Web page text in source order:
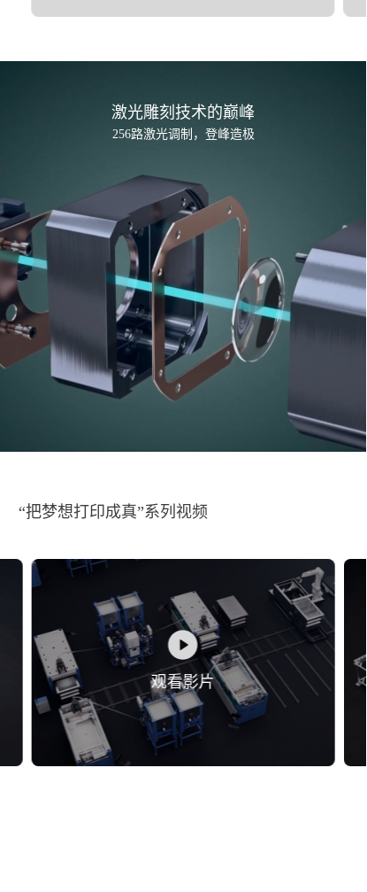
激光雕刻技术的巅峰
256路激光调制，登峰造极
“把梦想打印成真”系列视频
观看影片